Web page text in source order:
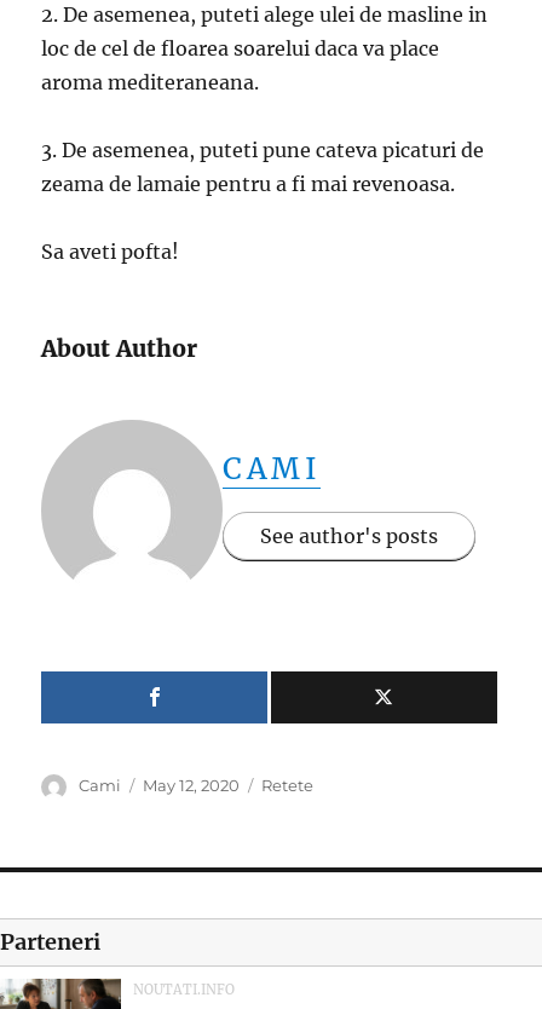
2. De asemenea, puteti alege ulei de masline in
loc de cel de floarea soarelui daca va place
aroma mediteraneana.
3. De asemenea, puteti pune cateva picaturi de
zeama de lamaie pentru a fi mai revenoasa.
Sa aveti pofta!
About Author
CAMI
See author's posts
Author
Cami
Posted
May 12, 2020 Categories
Retete
Parteneri
NOUTATI.INFO